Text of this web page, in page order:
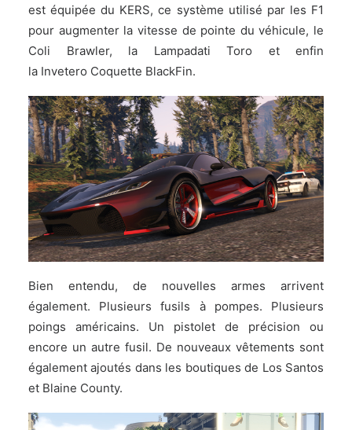
est équipée du KERS, ce système utilisé par les F1
pour augmenter la vitesse de pointe du véhicule, le
Coli Brawler, la Lampadati Toro et enfin
la Invetero Coquette BlackFin.
Bien entendu, de nouvelles armes arrivent
également. Plusieurs fusils à pompes. Plusieurs
poings américains. Un pistolet de précision ou
encore un autre fusil. De nouveaux vêtements sont
également ajoutés dans les boutiques de Los Santos
et Blaine County.